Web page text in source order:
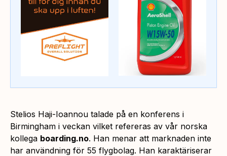
Stelios Haji-Ioannou talade på en konferens i
Birmingham i veckan vilket refereras av vår norska
kollega boarding.no. Han menar att marknaden inte
har användning för 55 flygbolag. Han karaktäriserar